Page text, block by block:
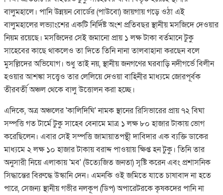
বালুমহালে। পানি উন্নয়ন বোর্ডের (পাউবো) জায়গায় গড়ে ওঠা এই
বালুমহালের লভ্যাংশের একটি নির্দিষ্ট অংশ প্রতিবছর স্থানীয় মসজিদে দেওয়ার
নিয়ম রয়েছে। মসজিদের সেই জমানো প্রায় ১ লক্ষ টাকা বর্তমানে টুকু
সাহেবের কাছে থাকলেও তা দিতে তিনি নানা তালবাহানা করছেন বলে
মুসল্লিদের অভিযোগ। শুধু তাই নয়, স্থানীয় জনগণের ঘরবাড়ি নদীগর্ভে বিলীন
হওয়ার আশঙ্কা সত্ত্বেও তার লেলিয়ে দেওয়া বাহিনীর মাধ্যমে জোরপূর্বক
তীরবর্তী অঞ্চল থেকে বালু উত্তোলন করা হচ্ছে।
​এদিকে, অত্র অঞ্চলের 'কালিদিঘি' নামক স্থানের রিসিভারের প্রায় ৭২ বিঘা
সম্পত্তি গত টার্মে টুকু সাহেব বেনামে মাত্র ১ লক্ষ ৮০ হাজার টাকায় ভোগ
করেছিলেন। এবার সেই সম্পত্তি জামায়াতপন্থী দাবিদার এক ব্যক্তি ডাকের
মাধ্যমে ২ লক্ষ ১০ হাজার টাকায় বরাদ্দ পাওয়ায় ক্ষিপ্ত হন টুকু। তিনি তার
অনুসারী নিয়ে এলাকায় 'মব' (উত্যেজিত জনতা) সৃষ্টি করেন এবং প্রশাসনিক
সিদ্ধান্তের বিরুদ্ধে উস্কানি দেন। এমনকি ওই জমিতে যাতে চাষাবাদ না হতে
পারে, সেজন্য স্থানীয় গভীর নলকূপ (ডিপ) অপারেটরকে কৃষকদের পানি না